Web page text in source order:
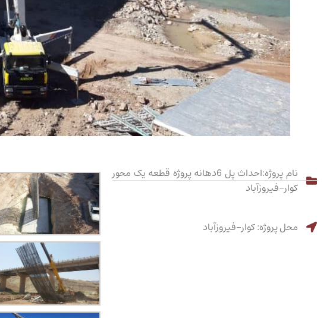
نام پروژه:احداث پل 6دهانه پروژه قطعه یک محور
کوار-فیروزآباد
محل پروژه: کوار-فیروزآباد